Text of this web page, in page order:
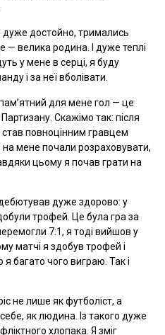
дуже достойно, тримались
— велика родина. І дуже теплі
у мене в серці, я буду
і за неї вболівати.
для мене гол — це
Скажімо так: після
став повноцінним гравцем
мене почали розраховувати,
цьому я почав грати на
дуже здорово: у
трофей. Це була гра за
7:1, я тоді вийшов у
матчі я здобув трофей і
багато чого виграю. Так і
не лише як футболіст, а
як людина. Із такого дуже
хлопака. Я зміг